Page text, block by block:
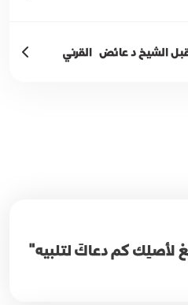
الشيخ د عائض القرني
لأصلِك كم دعاكَ لتلبيه"